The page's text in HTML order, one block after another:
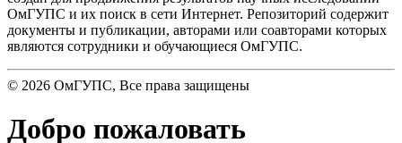
ОмГУПС и их поиск в сети Интернет. Репозиторий содержит
документы и публикации, авторами или соавторами которых
являются сотрудники и обучающиеся ОмГУПС.
© 2026 ОмГУПС, Все права защищены
Добро пожаловать